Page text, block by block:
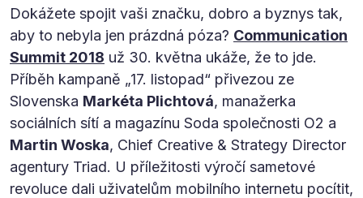
Dokážete spojit vaši značku, dobro a byznys tak,
aby to nebyla jen prázdná póza? Communication
Summit 2018 už 30. května ukáže, že to jde.
Příběh kampaně „17. listopad“ přivezou ze
Slovenska Markéta Plichtová, manažerka
sociálních sítí a magazínu Soda společnosti O2 a
Martin Woska, Chief Creative & Strategy Director
agentury Triad. U příležitosti výročí sametové
revoluce dali uživatelům mobilního internetu pocítit,